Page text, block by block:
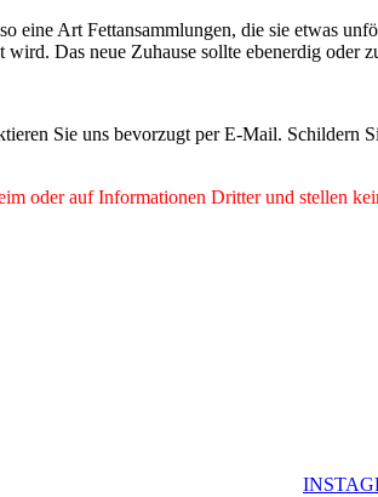
eine Art Fettansammlungen, die sie etwas
Das neue Zuhause sollte ebenerdig oder
Sie uns bevorzugt per E-Mail.
oder auf Informationen Dritter und stellen